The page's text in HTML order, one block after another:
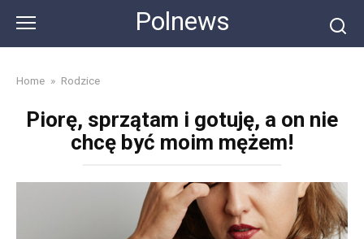
content
Polnews
Home » Rodzice
Piorę, sprzątam i gotuję, a on nie
chcę być moim mężem!